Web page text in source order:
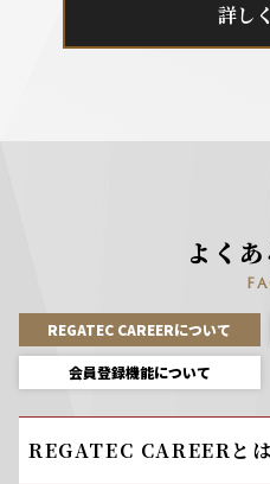
詳し
よく
REGATEC CAREERについて
会員登録機能について
REGATEC CAREERとは